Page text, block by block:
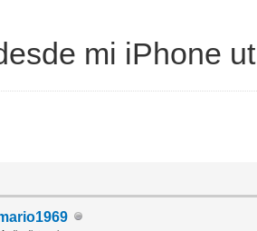
mi iPhone